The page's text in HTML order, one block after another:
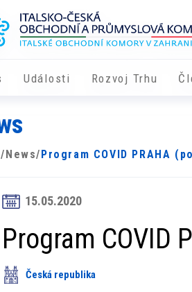
Události Rozvoj Trhu
/ News/ Program COVID PRAHA
15.05.2020
Program COVID
Česká republika